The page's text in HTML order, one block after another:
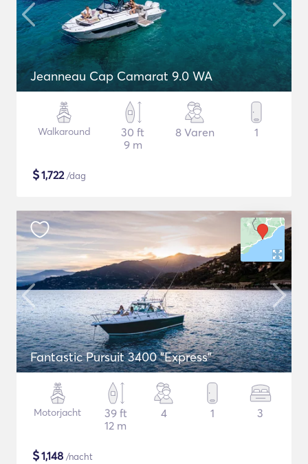
Jeanneau Cap Camarat 9.0 WA
Walkaround
30 ft
9 m
8 Varen 1
$1,722/dag
Fantastic Pursuit 3400 "Express"
Motorjacht
39 ft
12 m
4 1 3
$1,148 /nacht